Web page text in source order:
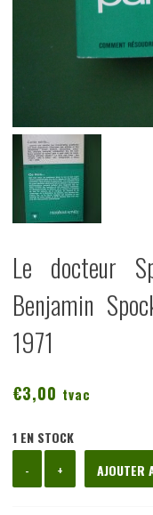
Le docteur
Benjamin
1971
€3,00 tvac
1 EN STOCK
-
de
+ AJOUTER